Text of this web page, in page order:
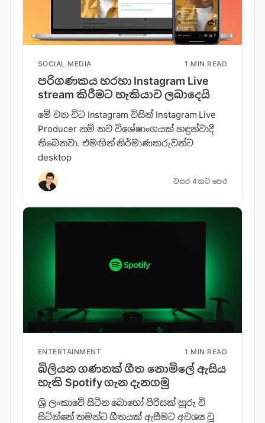
SOCIAL MEDIA 1 MIN READ
පරිගණකය හරහා Instagram Live
stream කිරීමට හැකියාව ලබාදෙයි
මේ වන විට Instagram විසින් Instagram Live
Producer නම් නව විශේෂාංගයක් හඳුන්වාදී
තිබෙනවා. එමඟින් නිර්මාණකරුවන්ට
desktop
වසර 4කට පෙර
ENTERTAINMENT 1 MIN READ
බිලියන ගණනක් ගීත නොමිලේ ඇසිය
හැකි Spotify ගැන දැනගමු
ශ්‍රි ලංකාවේ සිටින බොහෝ පිරිසක් හුරු වි
සිටින්නේ තමන්ට ගීතයක් ඇසීමට අවශ්‍ය වූ